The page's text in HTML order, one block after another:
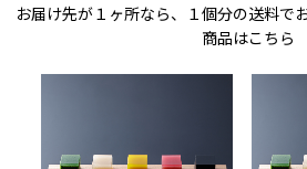
お届け先が１ヶ所なら、１個分の送料で
商品はこちら